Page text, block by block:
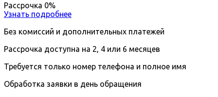
Рассрочка 0%
Узнать подробнее
Без комиссий и дополнительных платежей
Рассрочка доступна на 2, 4 или 6 месяцев
Требуется только номер телефона и полное имя
Обработка заявки в день обращения